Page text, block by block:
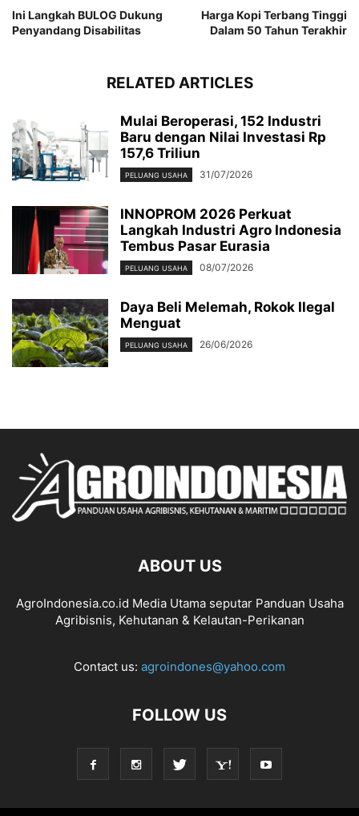
Ini Langkah BULOG Dukung
Penyandang Disabilitas
Harga Kopi Terbang Tinggi
Dalam 50 Tahun Terakhir
RELATED ARTICLES
Mulai Beroperasi, 152 Industri
Baru dengan Nilai Investasi Rp
157,6 Triliun
PELUANG USAHA 31/07/2026
INNOPROM 2026 Perkuat
Langkah Industri Agro Indonesia
Tembus Pasar Eurasia
PELUANG USAHA 08/07/2026
Daya Beli Melemah, Rokok Ilegal
Menguat
PELUANG USAHA 26/06/2026
ABOUT US
AgroIndonesia.co.id Media Utama seputar Panduan Usaha
Agribisnis, Kehutanan & Kelautan-Perikanan
Contact us: agroindones@yahoo.com
FOLLOW US